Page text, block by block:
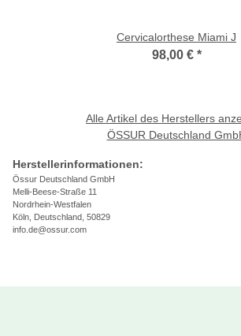
Cervicalorthese Miami J
98,00 € *
Alle Artikel des Herstellers
ÖSSUR Deutschland
Herstellerinformationen:
Össur Deutschland GmbH
Melli-Beese-Straße 11
Nordrhein-Westfalen
Köln, Deutschland, 50829
info.de@ossur.com